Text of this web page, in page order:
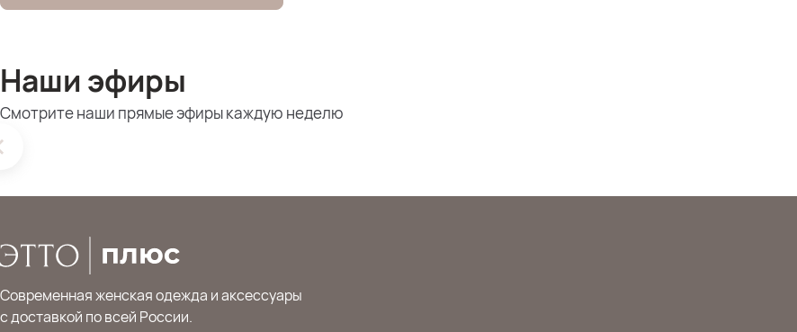
Наши эфиры
Смотрите наши прямые эфиры каждую неделю
Современная женская одежда и аксессуары
с доставкой по всей России.